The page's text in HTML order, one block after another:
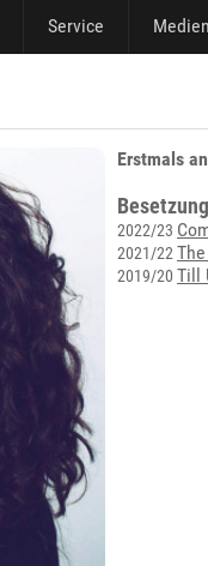
Service Medien
Erstmals
2022/23
2021/22
2019/20 Till